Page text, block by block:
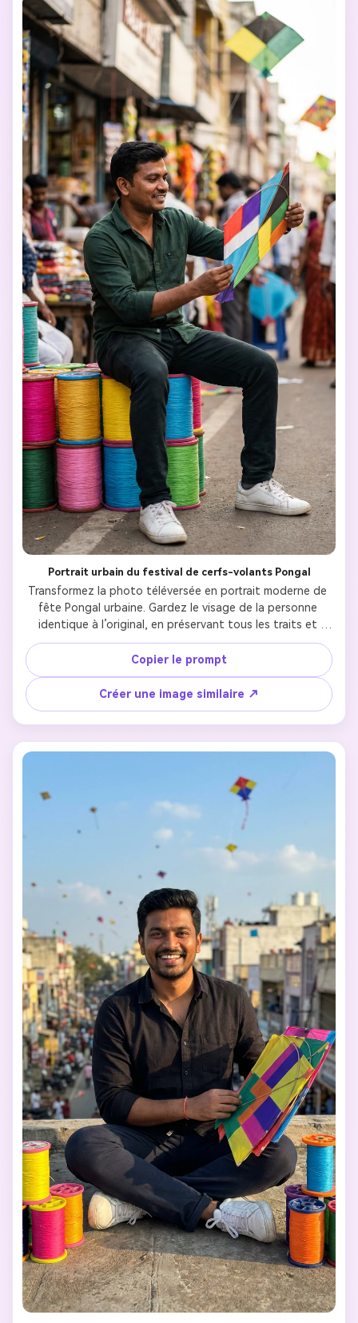
pétales éparpillés et fanions colorés. Ajoutez des cerfs-
volants dans le ciel chaleureux, évoquant la fête et la joie.
Lumière dorée, ombres douces, ambiance
cinématographique et tons chauds riches. Profondeur de
champ faible, arrière-plan légèrement flou, esthétique
Instagram. Texture ultra-réaliste de peau, expression
naturelle, qualité photo DSLR professionnelle. Sans effet
cartoon—gardez le réalisme photographique et
l’ambiance festive de Pongal.
Portrait urbain du festival de cerfs-volants Pongal
Transformez la photo téléversée en portrait moderne de
fête Pongal urbaine. Gardez le visage de la personne
identique à l’original, en préservant tous les traits et
l’expression naturelle. Habillez-le d’un style contemporain
—chemise sombre verte ou noire, pantalon foncé et
baskets blanches. Il doit être assis avec décontraction sur
des bobines de fil colorées (rose, jaune, bleu, vert)
utilisées pour les cerfs-volants. Il tient un cerf-volant
multicolore en diamant, l’admire joyeusement. Fond :
marché animé du sud de l’Inde, foule floue, bâtiments,
du jour, tons chaleureux, esthétique photo de rue.
Texture de peau réaliste, expression spontanée, faible
profondeur de champ. Composition Instagram aux
couleurs vives mais naturelles. Sans effet artificiel—
capturer l’atmosphère authentique du festival urbain de
cerfs-volants Pongal.
Copier le prompt
Créer une image similaire ↗